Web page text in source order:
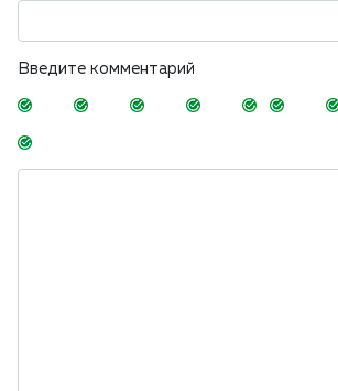
Введите комментарий
-
-
-